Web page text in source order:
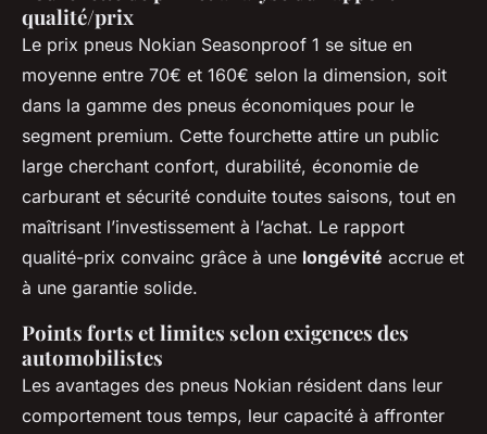
qualité/prix
Le prix pneus Nokian Seasonproof 1 se situe en
moyenne entre 70€ et 160€ selon la dimension, soit
dans la gamme des pneus économiques pour le
segment premium. Cette fourchette attire un public
large cherchant confort, durabilité, économie de
carburant et sécurité conduite toutes saisons, tout en
maîtrisant l’investissement à l’achat. Le rapport
qualité-prix convainc grâce à une longévité accrue et
à une garantie solide.
Points forts et limites selon exigences des
automobilistes
Les avantages des pneus Nokian résident dans leur
comportement tous temps, leur capacité à affronter